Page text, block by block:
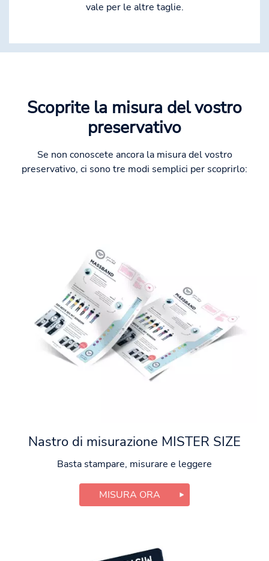
vale per le altre taglie.
Scoprite la misura del vostro
preservativo
Se non conoscete ancora la misura del vostro
preservativo, ci sono tre modi semplici per scoprirlo:
Nastro di misurazione MISTER SIZE
Basta stampare, misurare e leggere
MISURA ORA